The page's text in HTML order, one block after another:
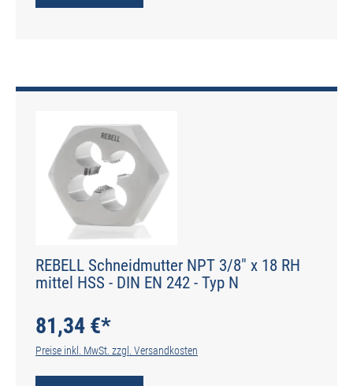
REBELL Schneidmutter NPT 3/8" x 18 RH
mittel HSS - DIN EN 242 - Typ N
81,34 €*
Preise inkl. MwSt. zzgl. Versandkosten